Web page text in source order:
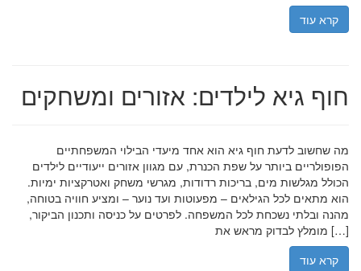
קרא עוד
חוף גיא לילדים: אזורים ומשחקים
מה שחשוב לדעת חוף גיא הוא אחד מיעדי הבילוי המשפחתיים
הפופולריים ביותר על שפת הכנרת, עם מגוון אזורים ייעודיים לילדים
הכולל מגלשות מים, בריכות רדודות, מגרשי משחק ואטרקציות ימיות.
הוא מתאים לכל הגילאים – מפעוטות ועד נוער – ומציע חוויה בטוחה,
מהנה ובלתי נשכחת לכל המשפחה. לפרטים על כניסה ותכנון הביקור,
מומלץ לבדוק מראש את […]
קרא עוד